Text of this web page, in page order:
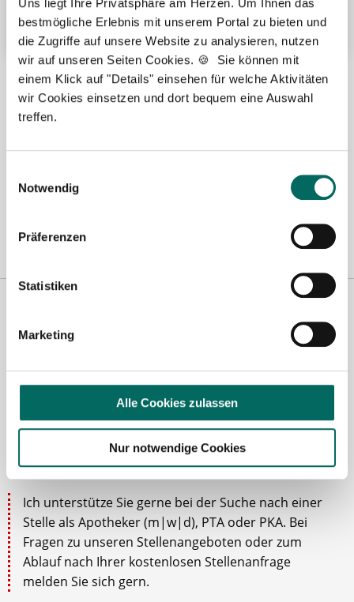
Uns liegt Ihre Privatsphäre am Herzen. Um Ihnen das
bestmögliche Erlebnis mit unserem Portal zu bieten und
die Zugriffe auf unsere Website zu analysieren, nutzen
wir auf unseren Seiten Cookies. 🍪 Sie können mit
einem Klick auf "Details" einsehen für welche Aktivitäten
wir Cookies einsetzen und dort bequem eine Auswahl
treffen.
Notwendig
Präferenzen
Statistiken
Marketing
Alle Cookies zulassen
Nur notwendige Cookies
Weitere attraktive Merkmale
Hier finden Sie aktuelle Stellenangebote in Ihrer
Wunschregion:
Hamburg|Hannover|Heilbronn|Ingolstadt|Kassel|Konstanz|
Münster|Neu-
Ulm|Pforzheim Waren|
Robert Braun
Ansprechpartner
Ich unterstütze Sie gerne bei der Suche nach einer
Stelle als Apotheker (m|w|d), PTA oder PKA. Bei
Fragen zu unseren Stellenangeboten oder zum
Ablauf nach Ihrer kostenlosen Stellenanfrage
melden Sie sich gern.